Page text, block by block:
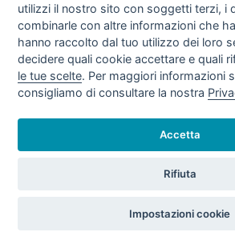
TRIMESTRE 2020 (APR -
utilizzi il nostro sito con soggetti terzi, i
combinarle con altre informazioni che
hanno raccolto dal tuo utilizzo dei loro
decidere quali cookie accettare e quali
le tue scelte. Per maggiori informazioni
consigliamo di consultare la nostra
Accetta
Rifiuta
Impostazioni cookie